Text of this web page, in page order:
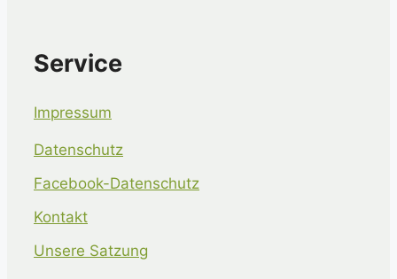
Service
Impressum
Datenschutz
Facebook-Datenschutz
Kontakt
Unsere Satzung